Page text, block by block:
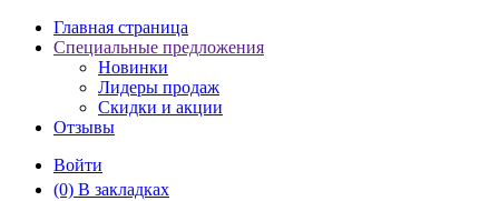
Главная страница
Специальные предложения
Новинки
Лидеры продаж
Скидки и акции
Отзывы
Войти
(0) В закладках